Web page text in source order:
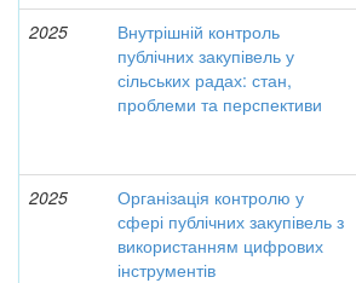
2025
Внутрішній контроль
публічних закупівель у
сільських радах: стан,
проблеми та перспективи
2025
Організація контролю у
сфері публічних закупівель з
використанням цифрових
інструментів